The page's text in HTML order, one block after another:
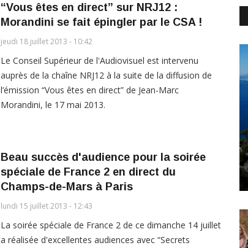
“Vous êtes en direct” sur NRJ12 :
Morandini se fait épingler par le CSA !
jeudi 18 juillet 2013 - 10:42
Le Conseil Supérieur de l'Audiovisuel est intervenu
auprès de la chaîne NRJ12 à la suite de la diffusion de
l’émission “Vous êtes en direct” de Jean-Marc
Morandini, le 17 mai 2013.
Beau succès d'audience pour la soirée
spéciale de France 2 en direct du
Champs-de-Mars à Paris
lundi 15 juillet 2013 - 12:43
La soirée spéciale de France 2 de ce dimanche 14 juillet
a réalisée d'excellentes audiences avec “Secrets